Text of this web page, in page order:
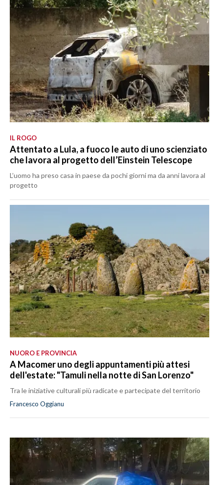
IL ROGO
Attentato a Lula, a fuoco le auto di uno scienziato
che lavora al progetto dell’Einstein Telescope
L’uomo ha preso casa in paese da pochi giorni ma da anni lavora al
progetto
NUORO E PROVINCIA
A Macomer uno degli appuntamenti più attesi
dell'estate: "Tamuli nella notte di San Lorenzo"
Tra le iniziative culturali più radicate e partecipate del territorio
Francesco Oggianu